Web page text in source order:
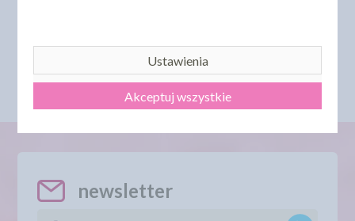
newsletter
Ustawienia
Akceptuj wszystkie